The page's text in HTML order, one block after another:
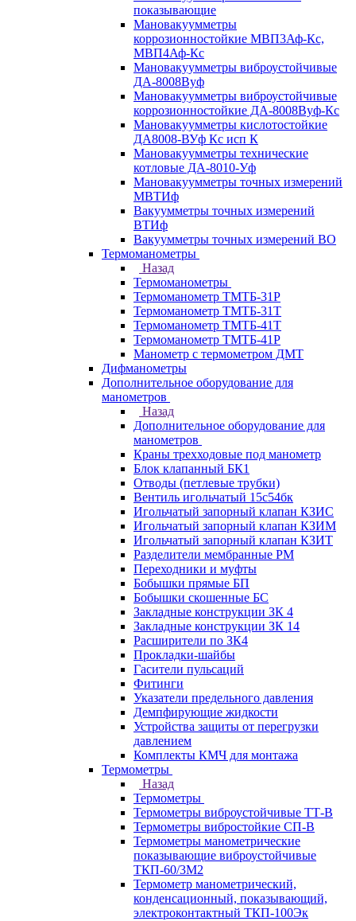
показывающие
Мановакуумметры
коррозионностойкие МВП3Аф-Кс,
МВП4Аф-Кс
Мановакуумметры виброустойчивые
ДА-8008Вуф
Мановакуумметры виброустойчивые
коррозионностойкие ДА-8008Вуф-Кс
Мановакуумметры кислотостойкие
ДА8008-ВУф Кс исп К
Мановакуумметры технические
котловые ДА-8010-Уф
Мановакуумметры точных измерений
МВТИф
Вакуумметры точных измерений
ВТИф
Вакуумметры точных измерений ВО
Термоманометры
Назад
Термоманометры
Термоманометр ТМТБ-31Р
Термоманометр ТМТБ-31Т
Термоманометр ТМТБ-41Т
Термоманометр ТМТБ-41Р
Манометр с термометром ДМТ
Дифманометры
Дополнительное оборудование для
манометров
Назад
Дополнительное оборудование для
манометров
Краны трехходовые под манометр
Блок клапанный БК1
Отводы (петлевые трубки)
Вентиль игольчатый 15с54бк
Игольчатый запорный клапан КЗИС
Игольчатый запорный клапан КЗИМ
Игольчатый запорный клапан КЗИТ
Разделители мембранные РМ
Переходники и муфты
Бобышки прямые БП
Бобышки скошенные БС
Закладные конструкции ЗК 4
Закладные конструкции ЗК 14
Расширители по ЗК4
Прокладки-шайбы
Гасители пульсаций
Фитинги
Указатели предельного давления
Демпфирующие жидкости
Устройства защиты от перегрузки
давлением
Комплекты КМЧ для монтажа
Термометры
Назад
Термометры
Термометры виброустойчивые ТТ-В
Термометры вибростойкие СП-В
Термометры манометрические
показывающие виброустойчивые
ТКП-60/3М2
Термометр манометрический,
конденсационный, показывающий,
электроконтактный ТКП-100Эк